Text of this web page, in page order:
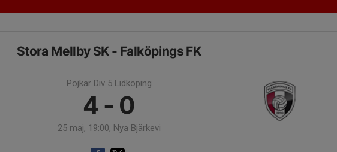
Stora Mellby SK - Falköpings FK
Pojkar Div 5 Lidköping
4 - 0
25 maj, 19:00, Nya Bjärkevi